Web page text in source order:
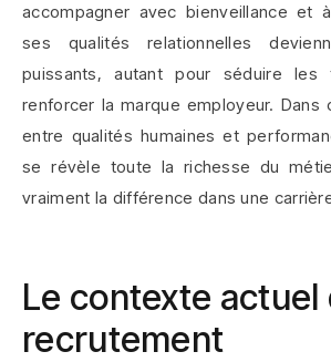
accompagner avec bienveillance et
ses qualités relationnelles
puissants, autant pour séduire les
renforcer la marque employeur. Dans
entre qualités humaines et
se révèle toute la richesse du
vraiment la différence dans une
Le contexte actuel
recrutement